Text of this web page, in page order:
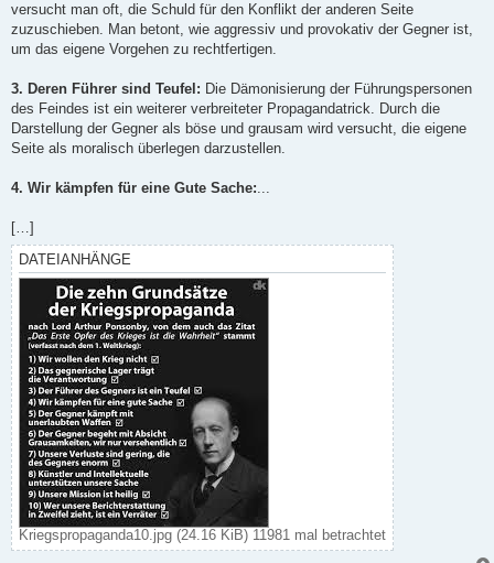
versucht man oft, die Schuld für den Konflikt der anderen Seite
zuzuschieben. Man betont, wie aggressiv und provokativ der Gegner ist,
um das eigene Vorgehen zu rechtfertigen.
3. Deren Führer sind Teufel: Die Dämonisierung der Führungspersonen
des Feindes ist ein weiterer verbreiteter Propagandatrick. Durch die
Darstellung der Gegner als böse und grausam wird versucht, die eigene
Seite als moralisch überlegen darzustellen.
4. Wir kämpfen für eine Gute Sache:...
[…]
DATEIANHÄNGE
Kriegspropaganda10.jpg (24.16 KiB) 11981 mal betrachtet